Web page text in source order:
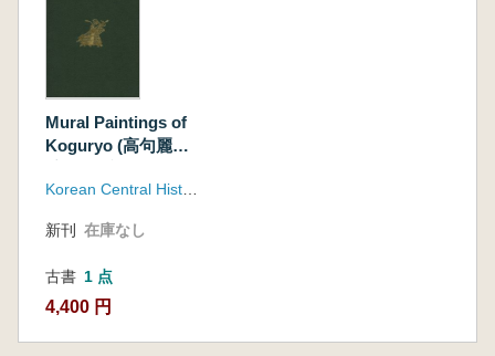
Mural Paintings of
Koguryo (高句麗の
新刊 在庫なし
古書 1 点
4,400 円